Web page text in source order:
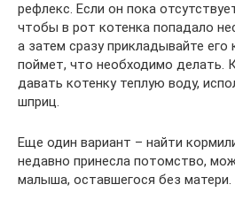
рефлекс. Если он пока
чтобы в рот котенка попадало
а затем сразу прикладывайте его
поймет, что необходимо делать.
давать котенку теплую воду,
шприц.
Еще один вариант – найти
недавно принесла потомство,
малыша, оставшегося без матери.